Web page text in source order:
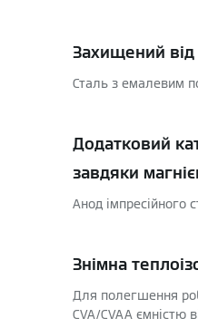
Захищений від
Сталь з емалевим
Додатковий
завдяки
Анод імпресійного
Знімна
Для полегшення
CVA/CVAA ємністю